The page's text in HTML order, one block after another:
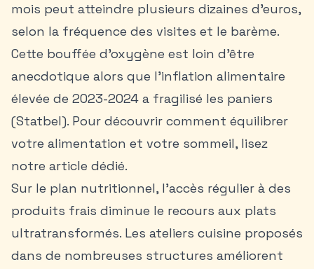
mois peut atteindre plusieurs dizaines d’euros,
selon la fréquence des visites et le barème.
Cette bouffée d’oxygène est loin d’être
anecdotique alors que l’inflation alimentaire
élevée de 2023-2024 a fragilisé les paniers
(Statbel). Pour découvrir comment équilibrer
votre alimentation et votre sommeil, lisez
notre article dédié.
Sur le plan nutritionnel, l’accès régulier à des
produits frais diminue le recours aux plats
ultratransformés. Les ateliers cuisine proposés
dans de nombreuses structures améliorent